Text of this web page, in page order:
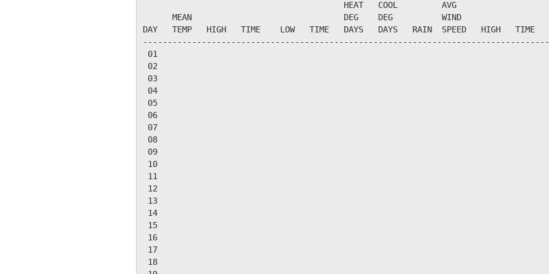
                                         HEAT   COOL         AVG
MEAN                               DEG    DEG          WIND
DAY   TEMP   HIGH   TIME    LOW   TIME   DAYS   DAYS   RAIN  SPEED   HIGH   TIME
01
02
03
04
05
06
07
08
09
10
11
12
13
14
15
16
17
18